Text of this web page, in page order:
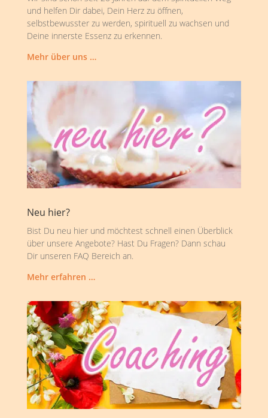
und helfen Dir dabei, Dein Herz zu öffnen,
selbstbewusster zu werden, spirituell zu wachsen und
Deine innerste Essenz zu erkennen.
Mehr über uns …
Neu hier?
Bist Du neu hier und möchtest schnell einen Überblick
über unsere Angebote? Hast Du Fragen? Dann schau
Dir unseren FAQ Bereich an.
Mehr erfahren …